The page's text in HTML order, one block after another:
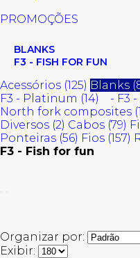
PROMOÇÕES
BLANKS
F3 - FISH FOR FUN
Acessórios (125) Blanks
F3 - Platinum (14)
- F3 -
North fork composites
Diversos (2) Cabos (79)
Ponteiras (56) Fios (157)
F3 - Fish for fun
Organizar por:
Exibir: